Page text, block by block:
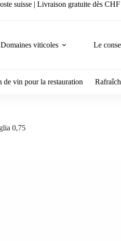
suisse | Livraison gratuite dès
Domaines viticoles Le
de vin pour la restauration
0,75